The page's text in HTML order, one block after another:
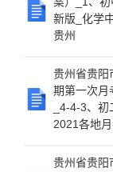
新版_化学
贵州
贵州省贵阳
期第一次月
_4-4-3、
2021各地
贵州省贵阳